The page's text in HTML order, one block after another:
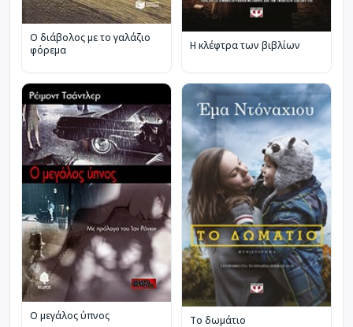
Ο διάβολος με το γαλάζιο
φόρεμα
Η κλέφτρα των βιβλίων
Ο μεγάλος ύπνος Το δωμάτιο